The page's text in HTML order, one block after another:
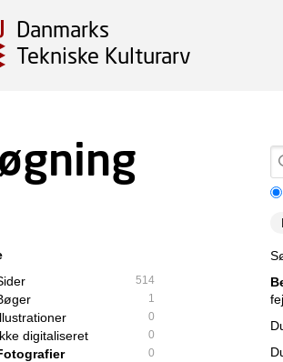
Danmarks
Tekniske Kulturarv
514
1
0
digitaliseret 0
0